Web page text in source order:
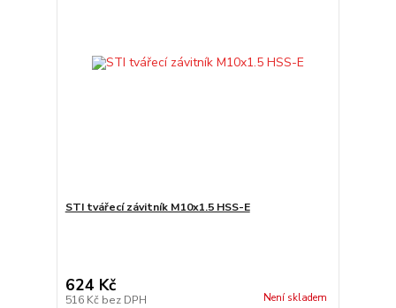
STI tvářecí závitník M10x1.5 HSS-E
624 Kč
516 Kč bez DPH Není skladem